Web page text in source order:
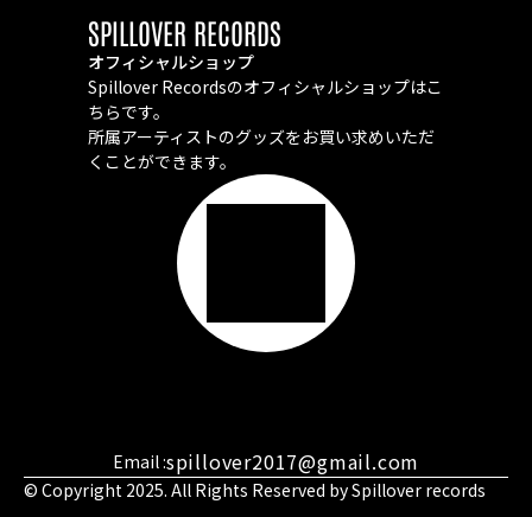
SPILLOVER RECORDS
オフィシャルショップ
Spillover Recordsのオフィシャルショップはこ
ちらです。
所属アーティストのグッズをお買い求めいただ
くことができます。
Email :spillover2017@gmail.com
© Copyright 2025. All Rights Reserved by Spillover records